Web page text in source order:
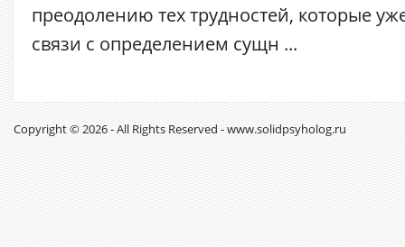
преодолению тех трудностей, которые
связи с определением сущн ...
Copyright © 2026 - All Rights Reserved - www.solidpsyholog.ru